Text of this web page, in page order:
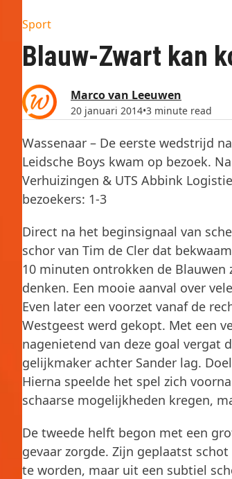
Sport
Blauw-Zwart kan
Marco van Leeuwen
20 januari 2014•3 minute read
Wassenaar – De eerste wedstrijd
Leidsche Boys kwam op bezoek.
Verhuizingen & UTS Abbink
bezoekers: 1-3
Direct na het beginsignaal van
schor van Tim de Cler dat
10 minuten ontrokken de
denken. Een mooie aanval over
Even later een voorzet vanaf de
Westgeest werd gekopt. Met een
nagenietend van deze goal vergat
gelijkmaker achter Sander lag.
Hierna speelde het spel zich
schaarse mogelijkheden kregen,
De tweede helft begon met een
gevaar zorgde. Zijn geplaatst
te worden, maar uit een subtiel